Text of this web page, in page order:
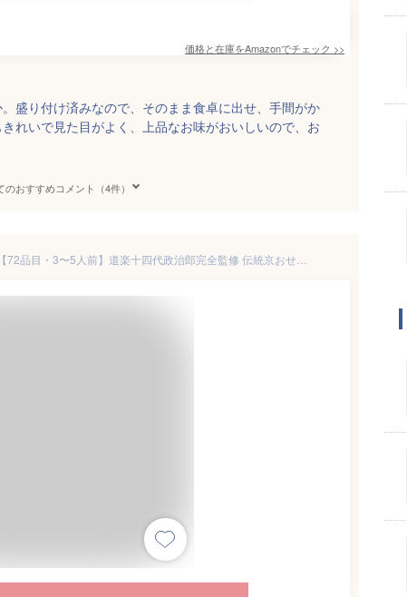
価格と在庫をAmazonでチェック >>
盛り付け済みなので、そのまま食卓に出せ、手間がか
れいで見た目がよく、上品なお味がおいしいので、お
のおすすめコメント（4件）